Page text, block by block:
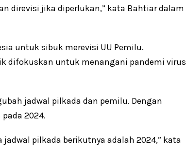
direvisi jika diperlukan,” kata Bahtiar dalam
untuk sibuk merevisi UU Pemilu.
difokuskan untuk menangani pandemi virus
jadwal pilkada dan pemilu. Dengan
2024.
pilkada berikutnya adalah 2024,” kata